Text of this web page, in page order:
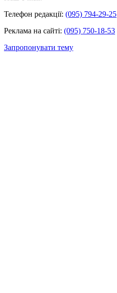
Телефон редакції: (095) 794-29-25
Реклама на сайті: (095) 750-18-53
Запропонувати тему